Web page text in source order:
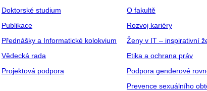
Doktorské studium
Publikace
Přednášky a Informatické kolokvium
Vědecká rada
Projektová podpora
O fakultě
Rozvoj kariéry
Ženy v IT – inspirativní
Etika a ochrana práv
Podpora genderové
Prevence sexuálního